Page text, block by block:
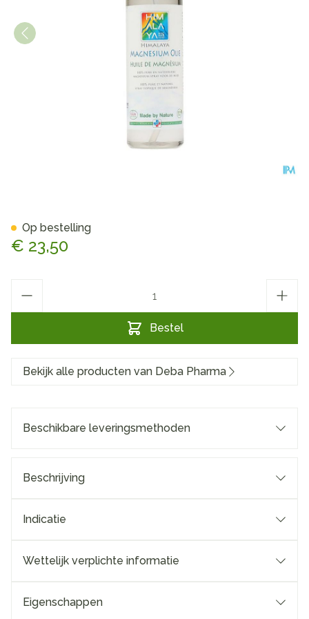
€ 23,50
Bestel
Op bestelling
Bekijk alle producten van Deba Pharma
Beschikbare leveringsmethoden
Beschrijving
Indicatie
Wettelijk verplichte informatie
Eigenschappen